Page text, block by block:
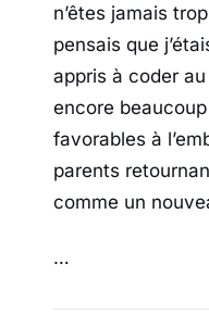
n’êtes jamais
pensais que
appris à coder
encore
favorables à
parents
comme un
…